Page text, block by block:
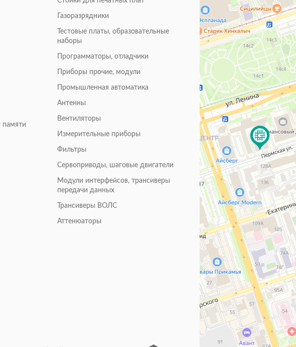
памяти
Газоразрядники
Тестовые платы, образовательные
наборы
Программаторы, отладчики
Приборы прочие, модули
Промышленная автоматика
Антенны
Вентиляторы
Измерительные приборы
Фильтры
Сервоприводы, шаговые двигатели
Модули интерфейсов, трансиверы
передачи данных
Трансиверы ВОЛС
Аттенюаторы